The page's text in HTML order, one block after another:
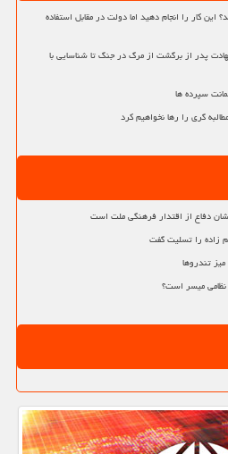
این کار را انجام دهید اما دولت در مقابل استفاده
پدر از برگشت از مرگ در جنگ تا شناسایی با
سپرده ها
گری را رها نخواهیم کرد
دفاع از اقتدار فرهنگی ملت است
زاده را تسلیت گفت
تندروها
نظامی میسر است؟